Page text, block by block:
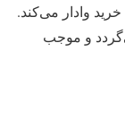
وادار می‌کند.
و موجب